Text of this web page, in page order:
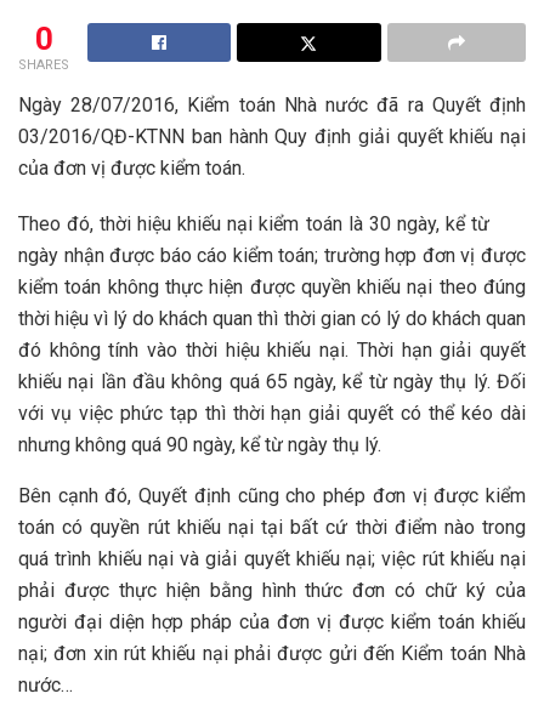
0
SHARES
Ngày 28/07/2016, Kiểm toán Nhà nước đã ra Quyết định
03/2016/QĐ-KTNN ban hành Quy định giải quyết khiếu nại
của đơn vị được kiểm toán.
Theo đó, thời hiệu khiếu nại kiểm toán là 30 ngày, kể từ
ngày nhận được báo cáo kiểm toán; trường hợp đơn vị được
kiểm toán không thực hiện được quyền khiếu nại theo đúng
thời hiệu vì lý do khách quan thì thời gian có lý do khách quan
đó không tính vào thời hiệu khiếu nại. Thời hạn giải quyết
khiếu nại lần đầu không quá 65 ngày, kể từ ngày thụ lý. Đối
với vụ việc phức tạp thì thời hạn giải quyết có thể kéo dài
nhưng không quá 90 ngày, kể từ ngày thụ lý.
Bên cạnh đó, Quyết định cũng cho phép đơn vị được kiểm
toán có quyền rút khiếu nại tại bất cứ thời điểm nào trong
quá trình khiếu nại và giải quyết khiếu nại; việc rút khiếu nại
phải được thực hiện bằng hình thức đơn có chữ ký của
người đại diện hợp pháp của đơn vị được kiểm toán khiếu
nại; đơn xin rút khiếu nại phải được gửi đến Kiểm toán Nhà
nước…